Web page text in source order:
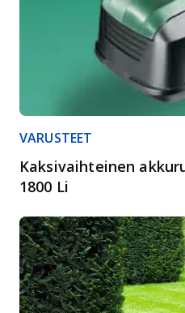
VARUSTEET
Kaksivaihteinen
1800 Li